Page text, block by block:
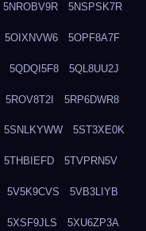
5NROBV9R 5NSPSK7R
5OIXNVW6 5OPF8A7F
5QDQI5F8 5QL8UU2J
5ROV8T2I 5RP6DWR8
5SNLKYWW 5ST3XE0K
5THBIEFD 5TVPRN5V
5V5K9CVS 5VB3LIYB
5XSF9JLS 5XU6ZP3A